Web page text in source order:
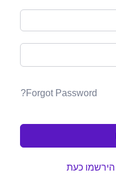
Forgot Password?
הירשמו כעת